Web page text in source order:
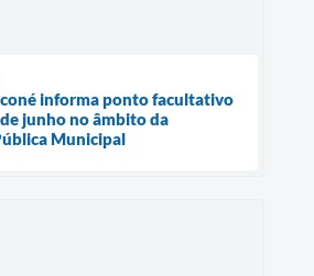
informa ponto facultativo
junho no âmbito da
Municipal